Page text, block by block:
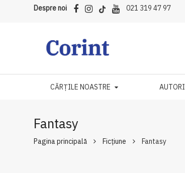
Despre noi 021 319 47 97
CĂRȚILE NOASTRE AUTORI
Fantasy
Pagina principală Ficțiune Fantasy